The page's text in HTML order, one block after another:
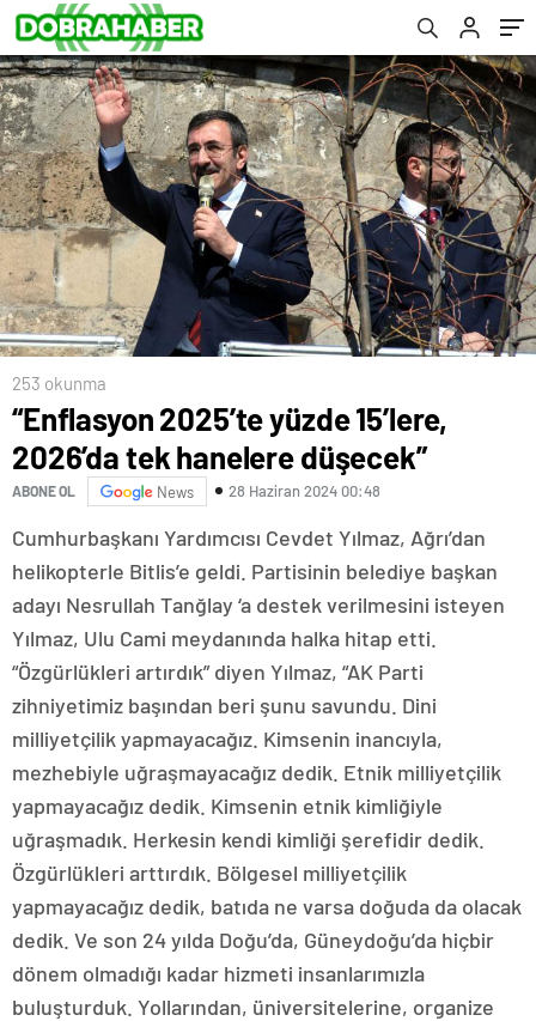
253 okunma
“Enflasyon 2025’te yüzde 15’lere,
2026’da tek hanelere düşecek”
ABONE OL News 28 Haziran 2024 00:48
Cumhurbaşkanı Yardımcısı Cevdet Yılmaz, Ağrı’dan
helikopterle Bitlis’e geldi. Partisinin belediye başkan
adayı Nesrullah Tanğlay ‘a destek verilmesini isteyen
Yılmaz, Ulu Cami meydanında halka hitap etti.
“Özgürlükleri artırdık” diyen Yılmaz, “AK Parti
zihniyetimiz başından beri şunu savundu. Dini
milliyetçilik yapmayacağız. Kimsenin inancıyla,
mezhebiyle uğraşmayacağız dedik. Etnik milliyetçilik
yapmayacağız dedik. Kimsenin etnik kimliğiyle
uğraşmadık. Herkesin kendi kimliği şerefidir dedik.
Özgürlükleri arttırdık. Bölgesel milliyetçilik
yapmayacağız dedik, batıda ne varsa doğuda da olacak
dedik. Ve son 24 yılda Doğu’da, Güneydoğu’da hiçbir
dönem olmadığı kadar hizmeti insanlarımızla
buluşturduk. Yollarından, üniversitelerine, organize